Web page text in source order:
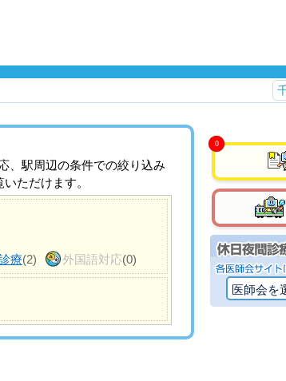
、駅周辺の条件での絞り込み
ただけます。
療(2) 外国語対応(0)